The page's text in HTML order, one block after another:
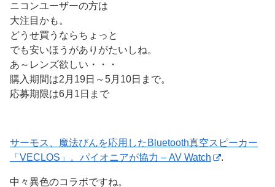
ニコンユーザーの方は
大注目かも。
どうせ買うならちょっと
でも安いほうがありがたいしね。
あ～レンズ欲しい・・・
購入期間は2月19日～5月10日まで。
応募期限は6月1日まで
サーモス、魔法びんを応用したBluetooth真空スピーカー
「VECLOS」。パイオニアが協力 – AV Watch
.
中々異色のコラボですね。